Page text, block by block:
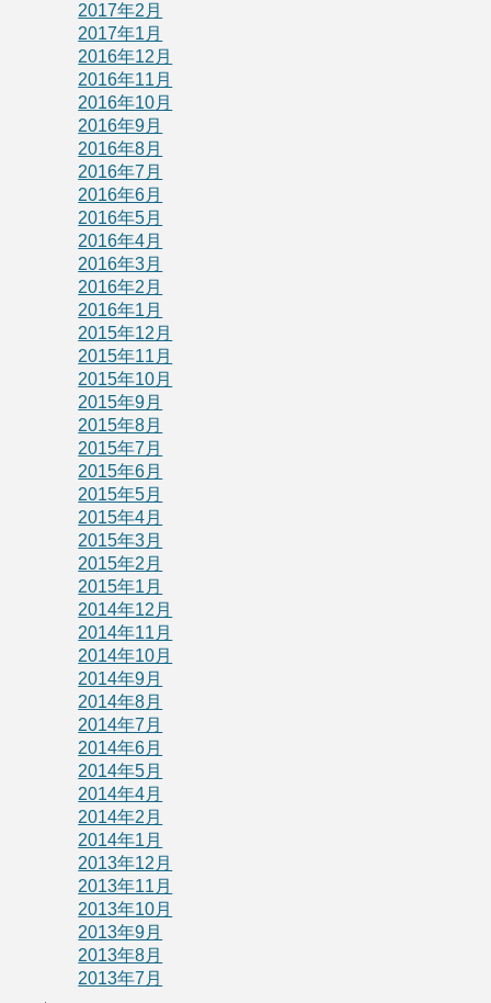
2017年2月
2017年1月
2016年12月
2016年11月
2016年10月
2016年9月
2016年8月
2016年7月
2016年6月
2016年5月
2016年4月
2016年3月
2016年2月
2016年1月
2015年12月
2015年11月
2015年10月
2015年9月
2015年8月
2015年7月
2015年6月
2015年5月
2015年4月
2015年3月
2015年2月
2015年1月
2014年12月
2014年11月
2014年10月
2014年9月
2014年8月
2014年7月
2014年6月
2014年5月
2014年4月
2014年2月
2014年1月
2013年12月
2013年11月
2013年10月
2013年9月
2013年8月
2013年7月